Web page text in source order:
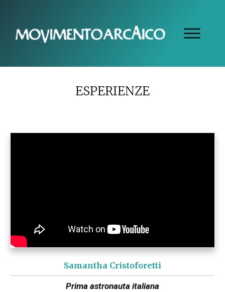
ESPERIENZE
Samantha Cristoforetti
Prima astronauta italiana